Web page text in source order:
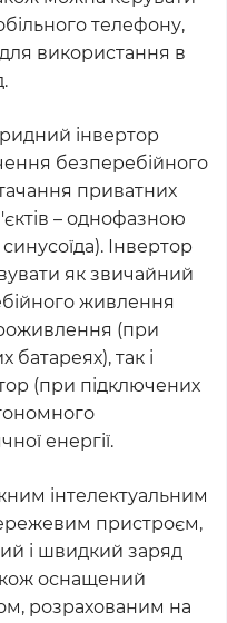
телефону,
використання в
інвертор
безперебійного
приватних
– однофазною
Інвертор
як звичайний
живлення
(при
так і
(при підключених
енергії.
інтелектуальним
пристроєм,
і швидкий заряд
оснащений
розрахованим на